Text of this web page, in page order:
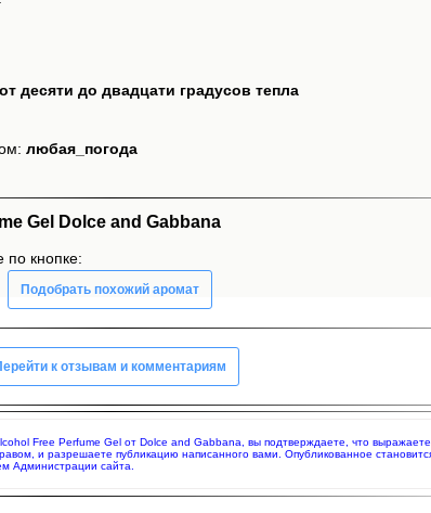
от десяти до двадцати градусов тепла
любая_погода
Gel Dolce and Gabbana
по кнопке:
Подобрать похожий аромат
к отзывам и комментариям
Free Perfume Gel от Dolce and Gabbana, вы подтверждаете, что
и разрешаете публикацию написанного вами. Опубликованное
Администрации сайта.